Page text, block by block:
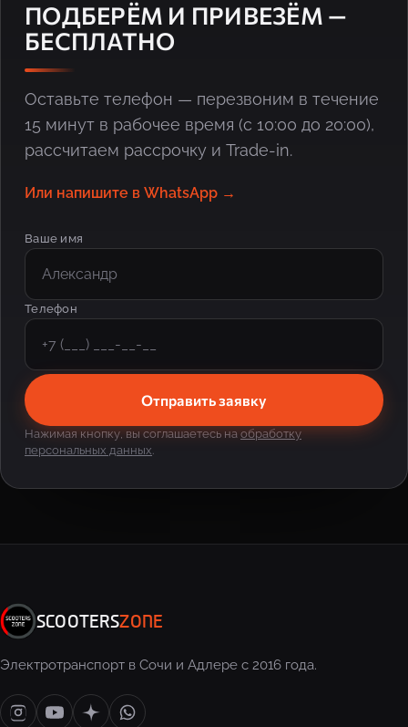
ПОДБЕРЁМ И ПРИВЕЗЁМ —
БЕСПЛАТНО
Оставьте телефон — перезвоним в течение
15 минут в рабочее время (с 10:00 до 20:00),
рассчитаем рассрочку и Trade-in.
Или напишите в WhatsApp →
Ваше имя
Телефон
Отправить заявку
Нажимая кнопку, вы соглашаетесь на обработку
персональных данных.
SCOOTERSZONE
Электротранспорт в Сочи и Адлере с 2016 года.